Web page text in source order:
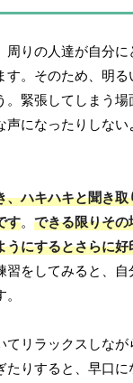
周りの人達が自分
す。そのため、明る
。緊張してしまう場
声になったりしな
、ハキハキと聞き
す。 できる限りそ
うにするとさらに好
習をしてみると、
リラックスしなが
たりすると、早口